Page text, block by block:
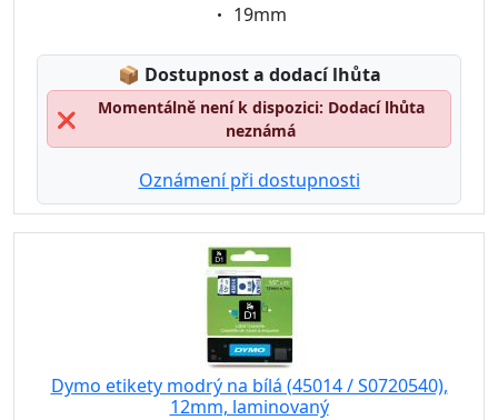
Eigenschaft:
19mm
📦 Lagerstatus:
Dostupnost a dodací lhůta
❌
Momentálně není k dispozici: Dodací lhůta
neznámá
Oznámení při dostupnosti
Dymo etikety modrý na bílá (45014 / S0720540),
12mm, laminovaný